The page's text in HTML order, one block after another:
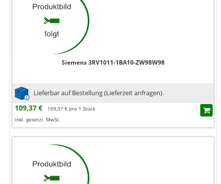
Siemens 3RV1011-1BA10-ZW98W98
Lieferbar auf Bestellung (Lieferzeit anfragen).
109,37 €
109,37 € pro 1 Stück
inkl. gesetzl. MwSt.